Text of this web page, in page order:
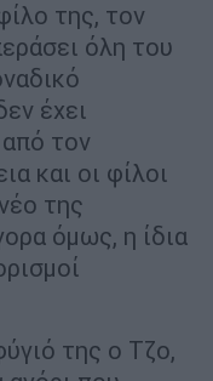
της, τον
όλη του
έχει
τον
και οι φίλοι
της
όμως, η ίδια
της ο Τζο,